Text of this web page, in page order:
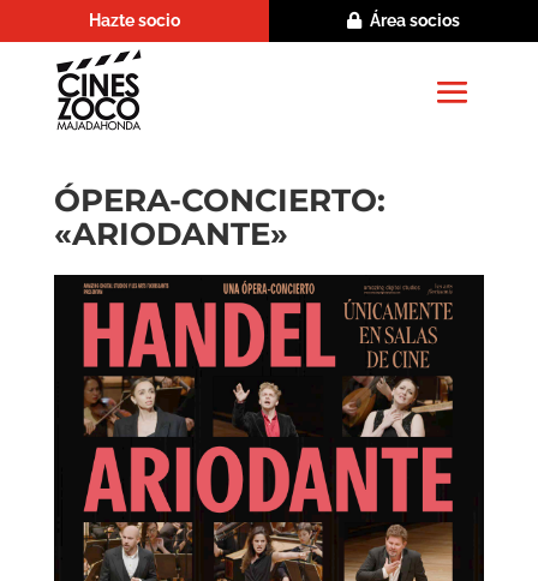
Hazte socio Área socios
ÓPERA-CONCIERTO:
«ARIODANTE»